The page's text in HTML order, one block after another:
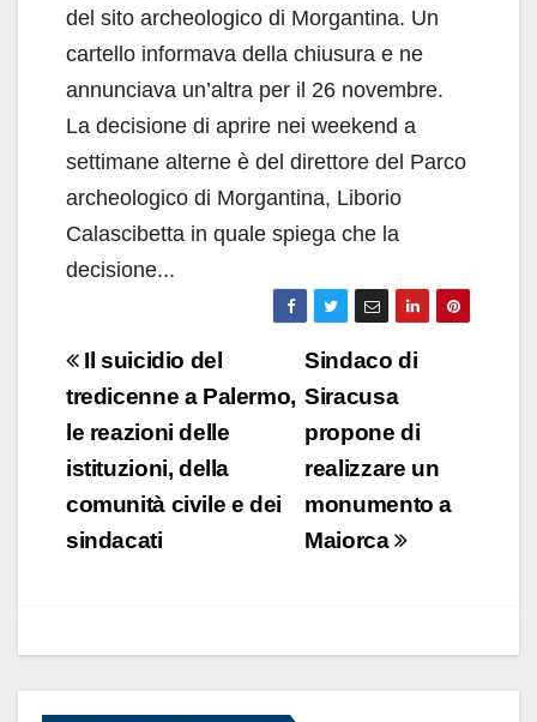
del sito archeologico di Morgantina. Un
cartello informava della chiusura e ne
annunciava un’altra per il 26 novembre.
La decisione di aprire nei weekend a
settimane alterne è del direttore del Parco
archeologico di Morgantina, Liborio
Calascibetta in quale spiega che la
decisione...
Navigazione
articoli
Sindaco di
Siracusa
propone di
realizzare un
monumento a
Maiorca
Il suicidio del
tredicenne a Palermo,
le reazioni delle
istituzioni, della
comunità civile e dei
sindacati